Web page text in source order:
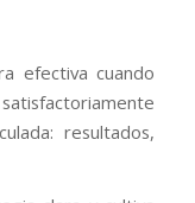
efectiva cuando
resultados,